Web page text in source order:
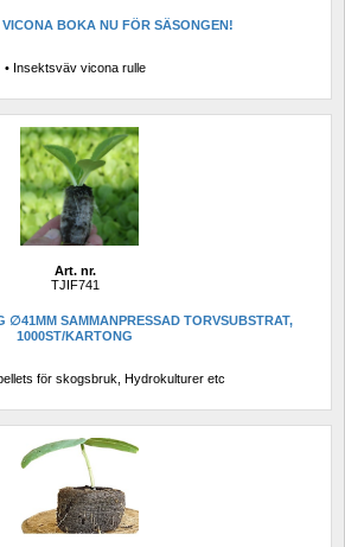
VICONA BOKA NU FÖR SÄSONGEN!
• Insektsväv vicona rulle
Art. nr.
TJIF741
∅41MM SAMMANPRESSAD TORVSUBSTRAT,
1000ST/KARTONG
för skogsbruk, Hydrokulturer etc